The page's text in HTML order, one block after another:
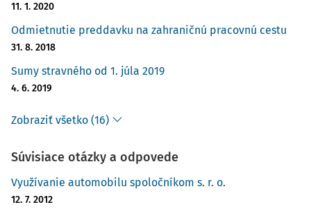
11. 1. 2020
Odmietnutie preddavku na zahraničnú pracovnú cestu
31. 8. 2018
Sumy stravného od 1. júla 2019
4. 6. 2019
Zobraziť všetko (16)
Súvisiace otázky a odpovede
Využívanie automobilu spoločníkom s. r. o.
12. 7. 2012